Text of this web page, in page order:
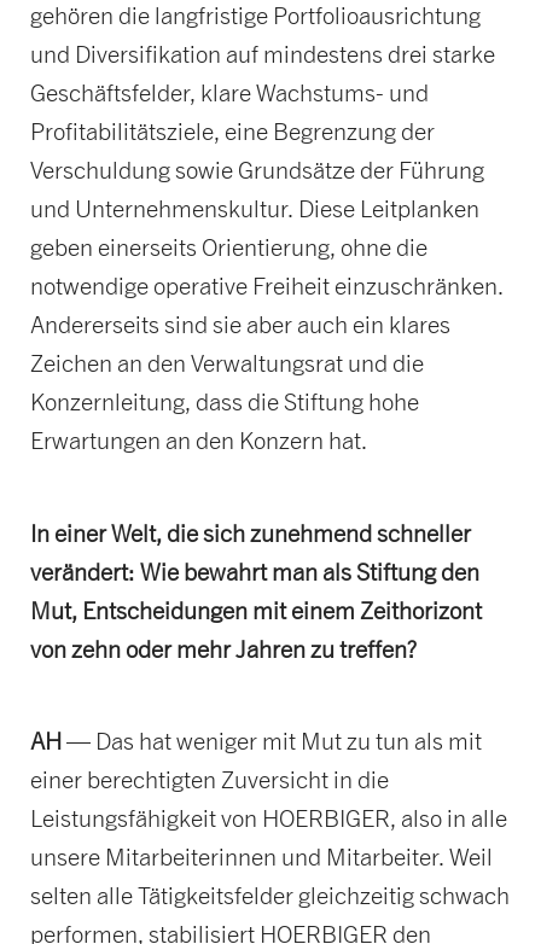
gehören die langfristige Portfolioausrichtung
und Diversifikation auf mindestens drei starke
Geschäftsfelder, klare Wachstums- und
Profitabilitätsziele, eine Begrenzung der
Verschuldung sowie Grundsätze der Führung
und Unternehmenskultur. Diese Leitplanken
geben einerseits Orientierung, ohne die
notwendige operative Freiheit einzuschränken.
Andererseits sind sie aber auch ein klares
Zeichen an den Verwaltungsrat und die
Konzernleitung, dass die Stiftung hohe
Erwartungen an den Konzern hat.
In einer Welt, die sich zunehmend schneller
verändert: Wie bewahrt man als Stiftung den
Mut, Entscheidungen mit einem Zeithorizont
von zehn oder mehr Jahren zu treffen?
AH— Das hat weniger mit Mut zu tun als mit
einer berechtigten Zuversicht in die
Leistungsfähigkeit von HOERBIGER, also in alle
unsere Mitarbeiterinnen und Mitarbeiter. Weil
selten alle Tätigkeitsfelder gleichzeitig schwach
performen, stabilisiert HOERBIGER den